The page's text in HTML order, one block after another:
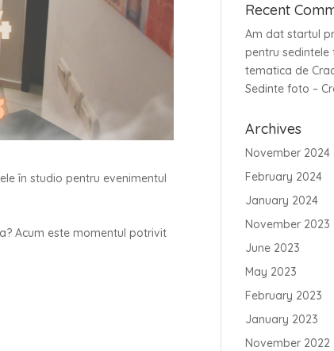
în studio pentru evenimentul
Acum este momentul potrivit
Recent
Am dat startul
pentru sedintele
tematica de
Sedinte foto –
Archives
November 2024
February 2024
January 2024
November 2023
June 2023
May 2023
February 2023
January 2023
November 2022